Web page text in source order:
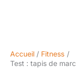
Accueil
Fitness
Test : tapis de